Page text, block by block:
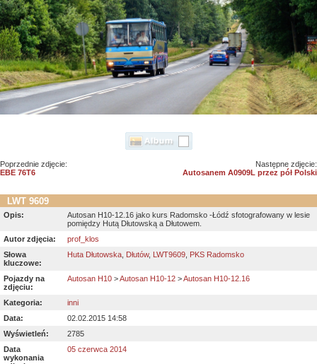
Poprzednie zdjęcie:
EBE 76T6
Następne zdjęcie:
Autosanem A0909L przez pół Polski
LWT 9609
Opis:
Autosan H10-12.16 jako kurs Radomsko -Łódź sfotografowany w lesie
pomiędzy Hutą Dłutowską a Dłutowem.
Autor zdjęcia:
prof_klos
Słowa
kluczowe:
Huta Dłutowska Dłutów, LWT9609 PKS Radomsko
Pojazdy na
zdjęciu:
Autosan H10 >Autosan H10-12 >Autosan H10-12.16
Kategoria:
inni
Data:
02.02.2015 14:58
Wyświetleń:
2785
Data
wykonania
05 czerwca 2014